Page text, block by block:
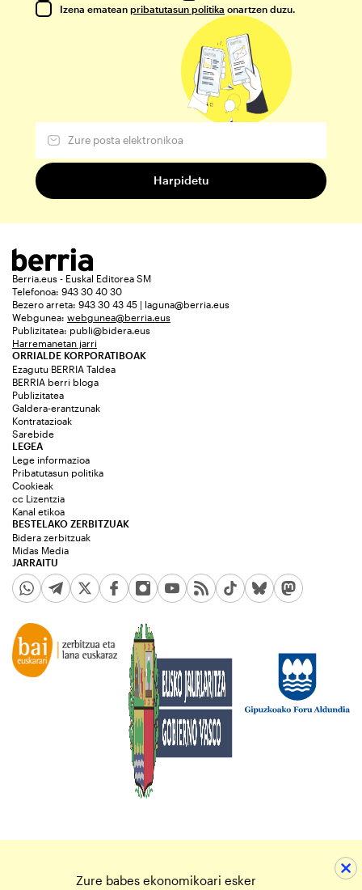
Izena ematean pribatutasun politika onartzen duzu.
Berria.eus - Euskal Editorea SM
Telefonoa: 943 30 40 30
Bezero arreta: 943 30 43 45 | laguna@berria.eus
Webgunea: webgunea@berria.eus
Publizitatea: publi@bidera.eus
Harremanetan jarri
ORRIALDE KORPORATIBOAK
Ezagutu BERRIA Taldea
BERRIA berri bloga
Publizitatea
Galdera-erantzunak
Kontratazioak
Sarebide
JARRAITU
LEGEA
Lege informazioa
Pribatutasun politika
Cookieak
cc Lizentzia
Kanal etikoa
BESTELAKO ZERBITZUAK
Bidera zerbitzuak
Midas Media
Zure babes ekonomikoari esker